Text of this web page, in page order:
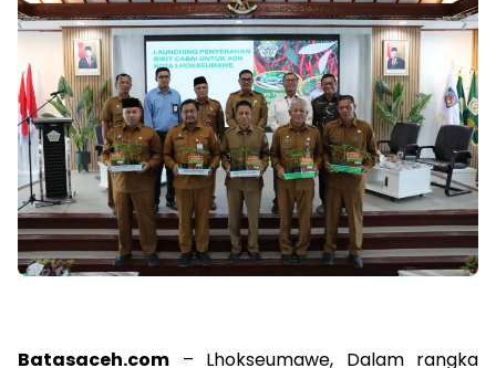
Batasaceh.com – Lhokseumawe, Dalam rangka